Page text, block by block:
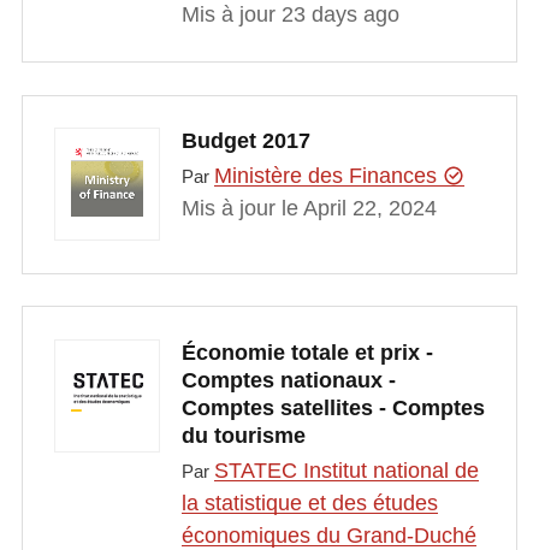
Mis à jour 23 days ago
Budget 2017
Par Ministère des Finances
Mis à jour le April 22, 2024
Économie totale et prix -
Comptes nationaux -
Comptes satellites - Comptes
du tourisme
Par STATEC Institut national de
la statistique et des études
économiques du Grand-Duché